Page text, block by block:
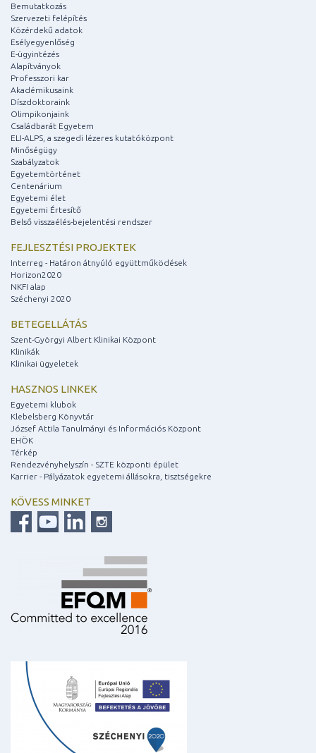
Bemutatkozás
Szervezeti felépítés
Közérdekű adatok
Esélyegyenlőség
E-ügyintézés
Alapítványok
Professzori kar
Akadémikusaink
Díszdoktoraink
Olimpikonjaink
Családbarát Egyetem
ELI-ALPS, a szegedi lézeres kutatóközpont
Minőségügy
Szabályzatok
Egyetemtörténet
Centenárium
Egyetemi élet
Egyetemi Értesítő
Belső visszaélés-bejelentési rendszer
FEJLESZTÉSI PROJEKTEK
Interreg - Határon átnyúló együttműködések
Horizon2020
NKFI alap
Széchenyi 2020
BETEGELLÁTÁS
Szent-Györgyi Albert Klinikai Központ
Klinikák
Klinikai ügyeletek
HASZNOS LINKEK
Egyetemi klubok
Klebelsberg Könyvtár
József Attila Tanulmányi és Információs Központ
EHÖK
Térkép
Rendezvényhelyszín - SZTE központi épület
Karrier - Pályázatok egyetemi állásokra, tisztségekre
KÖVESS MINKET